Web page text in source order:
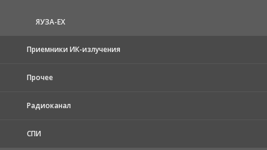
ЯУЗА-ЕХ
Приемники ИК-излучения
Прочее
Радиоканал
СПИ